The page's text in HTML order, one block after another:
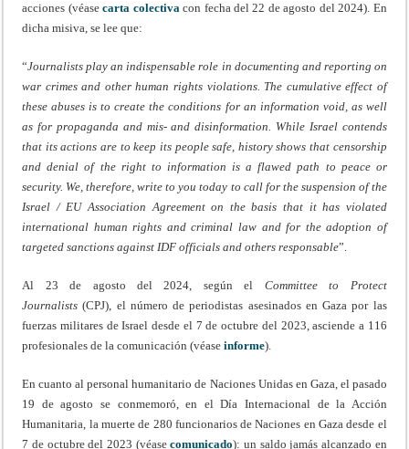
acciones (véasecarta colectivacon fecha del 22 de agosto del 2024). En
dicha misiva, se lee que:
“Journalists play an indispensable role in documenting and reporting on
war crimes and other human rights violations. The cumulative effect of
these abuses is to create the conditions for an information void, as well
as for propaganda and mis- and disinformation. While Israel contends
that its actions are to keep its people safe, history shows that censorship
and denial of the right to information is a flawed path to peace or
security. We, therefore, write to you today to call for the suspension of the
Israel / EU Association Agreement on the basis that it has violated
international human rights and criminal law and for the adoption of
targeted sanctions against IDF officials and others responsable”.
Al 23 de agosto del 2024, según el Committee to Protect
Journalists (CPJ), el número de periodistas asesinados en Gaza por las
fuerzas militares de Israel desde el 7 de octubre del 2023, asciende a 116
profesionales de la comunicación (véaseinforme).
En cuanto al personal humanitario de Naciones Unidas en Gaza, el pasado
19 de agosto se conmemoró, en el Día Internacional de la Acción
Humanitaria, la muerte de 280 funcionarios de Naciones en Gaza desde el
7 de octubre del 2023 (véasecomunicado): un saldo jamás alcanzado en